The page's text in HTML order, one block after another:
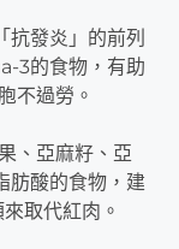
發炎」的前列
3的食物，有助
不過勞。
、亞麻籽、亞
肪酸的食物，建
取代紅肉。